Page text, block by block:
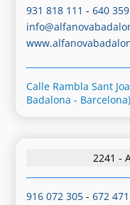
931 818 111 -640
Calle Rambla Sant
Badalona - Barcelona)
2241 -
916 072 305 -672